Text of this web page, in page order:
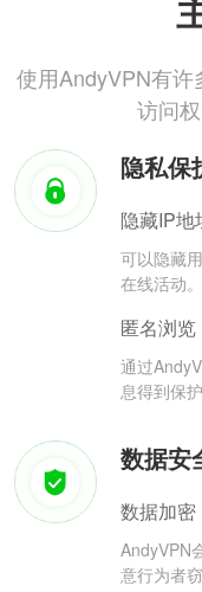
使用AndyVPN有许
访问
隐私保
隐藏IP地
可以隐藏
在线活动。
匿名浏览
通过
息得到保护
数据安
数据加密
AndyVPN
意行为者